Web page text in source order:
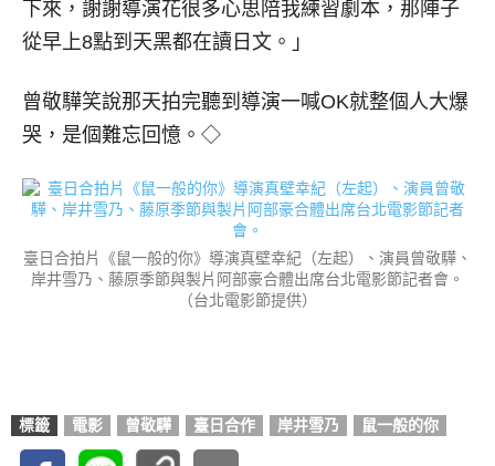
下來，謝謝導演花很多心思陪我練習劇本，那陣子
從早上8點到天黑都在讀日文。」
曾敬驊笑說那天拍完聽到導演一喊OK就整個人大爆
哭，是個難忘回憶。◇
臺日合拍片《鼠一般的你》導演真壁幸紀（左起）、演員曾敬驊、
岸井雪乃、藤原季節與製片阿部豪合體出席台北電影節記者會。
（台北電影節提供）
標籤 電影 曾敬驊 臺日合作 岸井雪乃 鼠一般的你